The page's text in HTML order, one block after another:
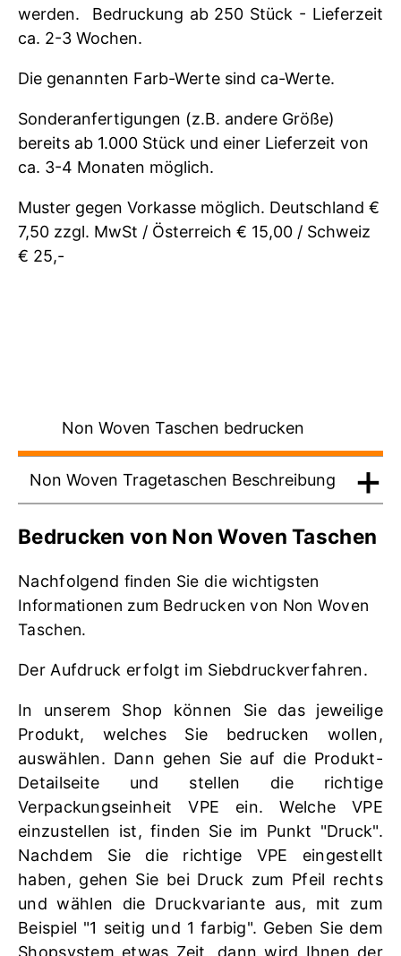
werden. Bedruckung ab 250 Stück - Lieferzeit
ca. 2-3 Wochen.
Die genannten Farb-Werte sind ca-Werte.
Sonderanfertigungen (z.B. andere Größe)
bereits ab 1.000 Stück und einer Lieferzeit von
ca. 3-4 Monaten möglich.
Muster gegen Vorkasse möglich. Deutschland €
7,50 zzgl. MwSt / Österreich € 15,00 / Schweiz
€ 25,-
Non Woven Taschen bedrucken
Non Woven Tragetaschen Beschreibung
Bedrucken von Non Woven Taschen
Nachfolgend finden Sie die wichtigsten
Informationen zum Bedrucken von Non Woven
Taschen.
Der Aufdruck erfolgt im Siebdruckverfahren.
In unserem Shop können Sie das jeweilige
Produkt, welches Sie bedrucken wollen,
auswählen. Dann gehen Sie auf die Produkt-
Detailseite und stellen die richtige
Verpackungseinheit VPE ein. Welche VPE
einzustellen ist, finden Sie im Punkt "Druck".
Nachdem Sie die richtige VPE eingestellt
haben, gehen Sie bei Druck zum Pfeil rechts
und wählen die Druckvariante aus, mit zum
Beispiel "1 seitig und 1 farbig". Geben Sie dem
Shopsystem etwas Zeit, dann wird Ihnen der